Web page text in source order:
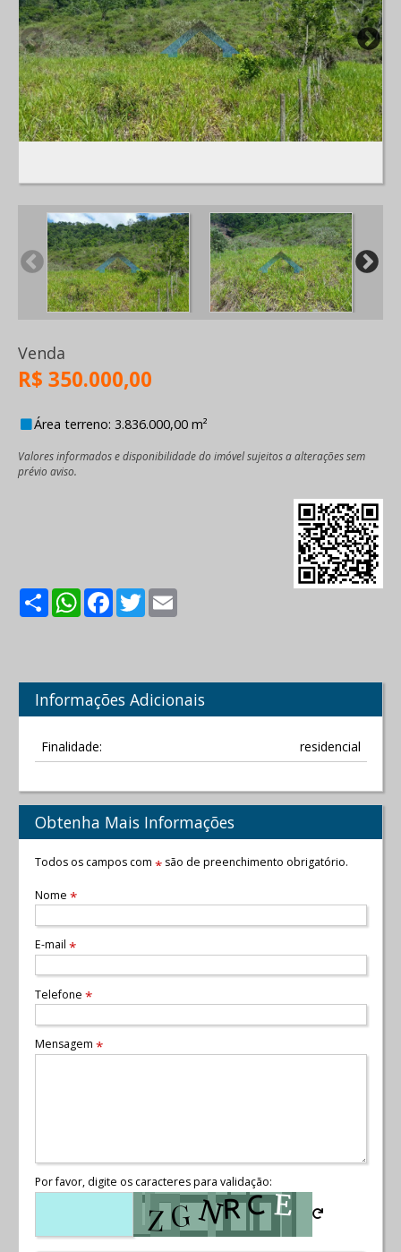
Venda
R$ 350.000,00
Área terreno: 3.836.000,00 m²
Valores informados e disponibilidade do imóvel sujeitos a alterações sem
prévio aviso.
ShareWhatsApp
Facebook
Twitter
Informações Adicionais
Finalidade: residencial
Obtenha Mais Informações
Todos os campos com *são de preenchimento obrigatório.
Nome *
E-mail *
Telefone *
Mensagem *
Por favor, digite os caracteres para validação: